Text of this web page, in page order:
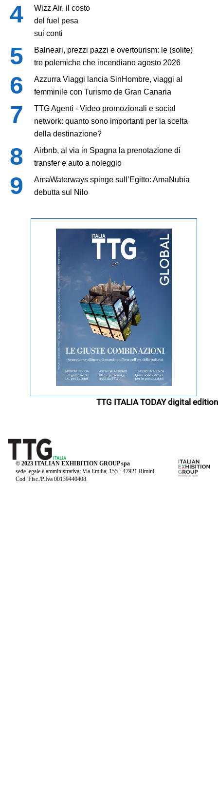
Wizz Air, il costo
del fuel pesa
sui conti
Balneari, prezzi pazzi e overtourism: le (solite)
tre polemiche che incendiano agosto 2026
Azzurra Viaggi lancia SinHombre, viaggi al
femminile con Turismo de Gran Canaria
TTG Agenti - Video promozionali e social
network: quanto sono importanti per la scelta
della destinazione?
Airbnb, al via in Spagna la prenotazione di
transfer e auto a noleggio
AmaWaterways spinge sull’Egitto: AmaNubia
debutta sul Nilo
TTG ITALIA TODAY digital edition
© 2023 ITALIAN EXHIBITION GROUP spa
sede legale e amministrativa: Via Emilia, 155 - 47921 Rimini
Cod. Fisc./P.Iva 00139440408.